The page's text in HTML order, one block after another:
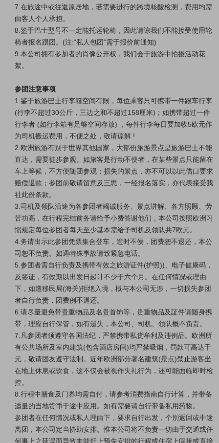
7.在旅途中或往返原居地，若需要进行的跨境核酸检测，费用均需
由客人个人承担。
8.鉴于巴士型号不一定能托运轮椅，因此请谅我们不能接受使用轮
椅者报名跟团。(注:“私人包团”需于报价前通知)
9.本公司拥有参加者的肖像公开权，我们会于旅游中拍摄活动花
絮。
参团注意事项
1.鉴于旅游巴士行李箱空间有限，每位乘客只可携带一件跟车行李
(行李不超过30公斤，三边之和不超过158厘米)；如携带超过一件
行李者 (如行李箱有足够空间存放) ，每件行李每日要加收5欧元作
为司机搬运费用，不便之处，敬请谅解 !
2.欧洲旅游有别于世界其他国家，大部份旅游景点是旅游巴士不能
直达，需要徒步参观。如旅客是行动不便者，在某些景点只能留在
车上等候，不方便随团参观；损失的景点，亦不可以以此借口要求
赔偿退款；参团前敬请留意及三思，一经报名落实，亦代表接受我
社此份条款。
3.司机及领队沿途为各参团者竭诚服务、景点讲解、各方照顾、劳
苦功高，在行程完结前务请给予小费答谢他们，本公司按照欧洲习
惯规定每位参团者每天至少基本需给予司机及领队共7欧元。
4.务请出示此参团凭票集合登车，逾时不侯，团费恕不退还，本公
司恕不负责。如遇特殊事故请致紧急电话。
5.参团者需自行负责及携带有效之旅游证件(护照))、电子健康码，
及签证，有效期以出发日起计不少于六个月。在任何情况或理由
下，如遭移民局(海关)拒绝入境，概与本公司无涉，一切损失参团
者自行负责，团费例不退还。
6.请尽量避免带贵重物品及名贵首饰等，贵重物品及証件请随身携
带，理应自行保管，如有遗失，本公司、司机、领队概不负责。
7.凡参团者须遵守各国法纪，严禁携带私货牟利及违例品。欧洲所
有公共场所及室内建筑(包含酒店房间)均严禁吸烟，罚款可高达千
元，敬请团友遵守法制。近年欧洲部分著名建筑(景点)禁止游客坐
在地上休息或饮食，这不仅会被视作失礼行为，还可能面临即时检
控。
8.行程中膳食及门券均需自付，请参考消费指南自行计算，并带备
适量的当地货币于途中应用。如有需要请自行带备私用药物。
参团者在任何情况或私人理由下，要求自行出发，个别返回或中途
离团，本公司定当协助安排。惟本公司将不负责一切由于交通或任
何事上之延误而导致未能赶上预先安排的行程或住宿上间接或直接